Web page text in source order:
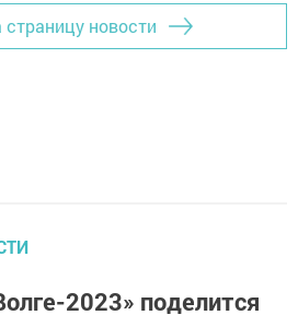
страницу новости
2023» поделится